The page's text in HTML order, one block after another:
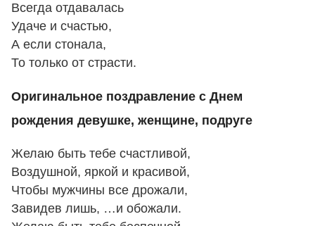
Всегда отдавалась
Удаче и счастью,
А если стонала,
То только от страсти.
Оригинальное поздравление с Днем
рождения девушке, женщине, подруге
Желаю быть тебе счастливой,
Воздушной, яркой и красивой,
Чтобы мужчины все дрожали,
Завидев лишь, …и обожали.